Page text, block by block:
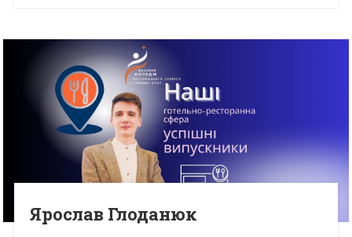
Ярослав Глоданюк